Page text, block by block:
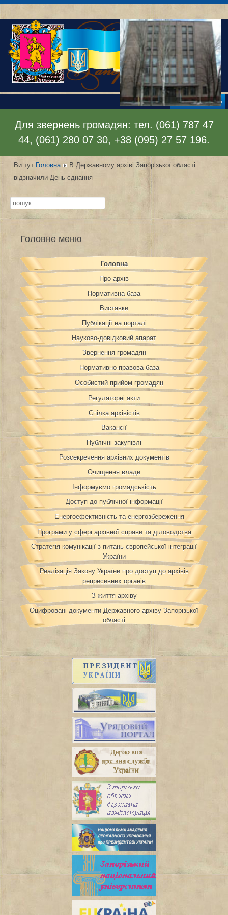
Відкрити меню
Для звернень громадян: тел. (061) 787 47
44, (061) 280 07 30, +38 (095) 27 57 196.
Ви тут:Головна
В Державному архіві Запорізької області
відзначили День єднання
Пошук...
Головне меню
Головна
Про архів
Нормативна база
Виставки
Публікації на порталі
Науково-довідковий апарат
Звернення громадян
Нормативно-правова база
Особистий прийом громадян
Регуляторні акти
Спілка архівістів
Вакансії
Публічні закупівлі
Розсекречення архівних документів
Очищення влади
Інформуємо громадськість
Доступ до публічної інформації
Енергоефективність та енергозбереження
Програми у сфері архівної справи та діловодства
Стратегія комунікації з питань європейської інтеграції
України
Реалізація Закону України про доступ до архівів
репресивних органів
З життя архіву
Оцифровані документи Державного архіву Запорізької
області